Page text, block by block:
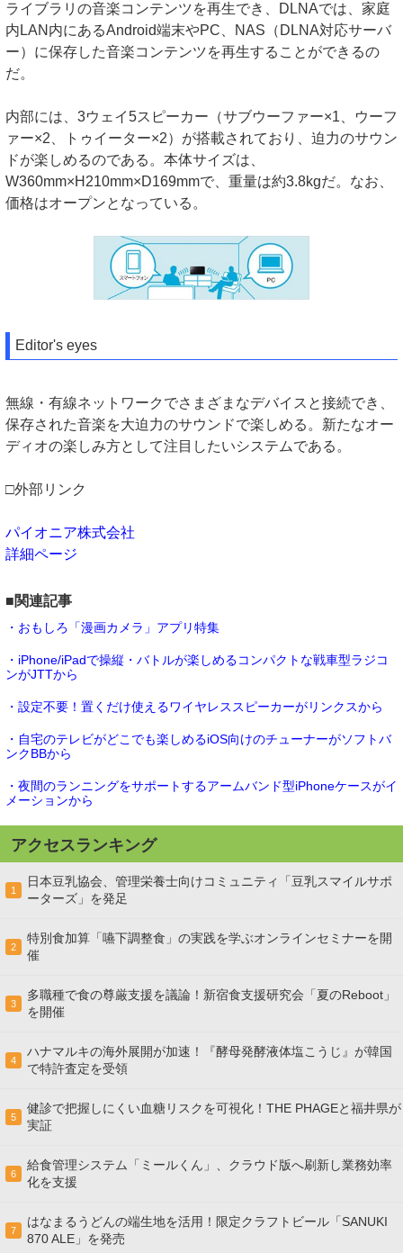
ライブラリの音楽コンテンツを再生でき、DLNAでは、家庭
内LAN内にあるAndroid端末やPC、NAS（DLNA対応サーバ
ー）に保存した音楽コンテンツを再生することができるの
だ。
内部には、3ウェイ5スピーカー（サブウーファー×1、ウーフ
ァー×2、トゥイーター×2）が搭載されており、迫力のサウン
ドが楽しめるのである。本体サイズは、
W360mm×H210mm×D169mmで、重量は約3.8kgだ。なお、
価格はオープンとなっている。
Editor's eyes
無線・有線ネットワークでさまざまなデバイスと接続でき、
保存された音楽を大迫力のサウンドで楽しめる。新たなオー
ディオの楽しみ方として注目したいシステムである。
□外部リンク
パイオニア株式会社
詳細ページ
■関連記事
・おもしろ「漫画カメラ」アプリ特集
・iPhone/iPadで操縦・バトルが楽しめるコンパクトな戦車型ラジコ
ンがJTTから
・設定不要！置くだけ使えるワイヤレススピーカーがリンクスから
・自宅のテレビがどこでも楽しめるiOS向けのチューナーがソフトバ
ンクBBから
・夜間のランニングをサポートするアームバンド型iPhoneケースがイ
メーションから
アクセスランキング
1
日本豆乳協会、管理栄養士向けコミュニティ「豆乳スマイルサポ
ーターズ」を発足
2
特別食加算「嚥下調整食」の実践を学ぶオンラインセミナーを開
催
3
多職種で食の尊厳支援を議論！新宿食支援研究会「夏のReboot」
を開催
4
ハナマルキの海外展開が加速！『酵母発酵液体塩こうじ』が韓国
で特許査定を受領
5
健診で把握しにくい血糖リスクを可視化！THE PHAGEと福井県が
実証
6
給食管理システム「ミールくん」、クラウド版へ刷新し業務効率
化を支援
7
はなまるうどんの端生地を活用！限定クラフトビール「SANUKI
870 ALE」を発売